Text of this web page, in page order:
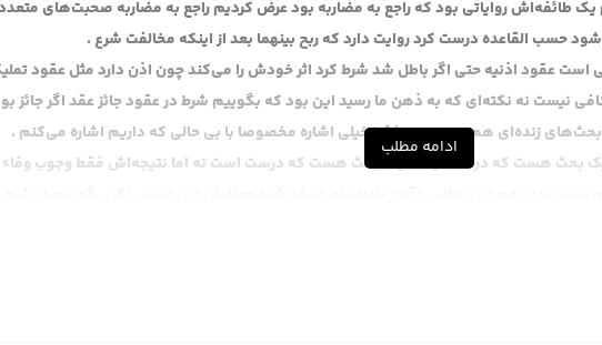
یک طائفه‌اش روایاتی بود که راجع به مضاربه بود عرض کردیم راجع به مضاربه صحبت‌های
حسب القاعده درست کرد روایت دارد که ربح بینهما بعد از اینکه مخالفت شرع .
است عقود اذنیه حتی اگر باطل شد شرط کرد اثر خودش را می‌کند چون اذن دارد مثل عقود
نه نکته‌ای که به ذهن ما رسید این بود که بگوییم شرط در عقود جائز عقد اگر جائز
زنده‌ای هم هست من فقط خیلی اشاره مخصوصا با بی حالی که داریم اشاره می‌کنم .
، یک بحث هست که درست نیست یک بحث هست که درست است نه اما نتیجه‌اش فقط وجوب
را به هم بزند مشکل ندارد احتیاج به شرط ندارد که به شرط تمسک بکند ، بلکه در عقد جائز
سقوط خیار ، خیار تخلف شرط ندارد ، چون بدون خیار می‌تواند عقد را فسخ بکند عقد جائز
ادامه مطلب